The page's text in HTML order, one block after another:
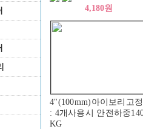
4,180원
4"(100mm)아이보리고정
: 4개사용시 안전하중
KG